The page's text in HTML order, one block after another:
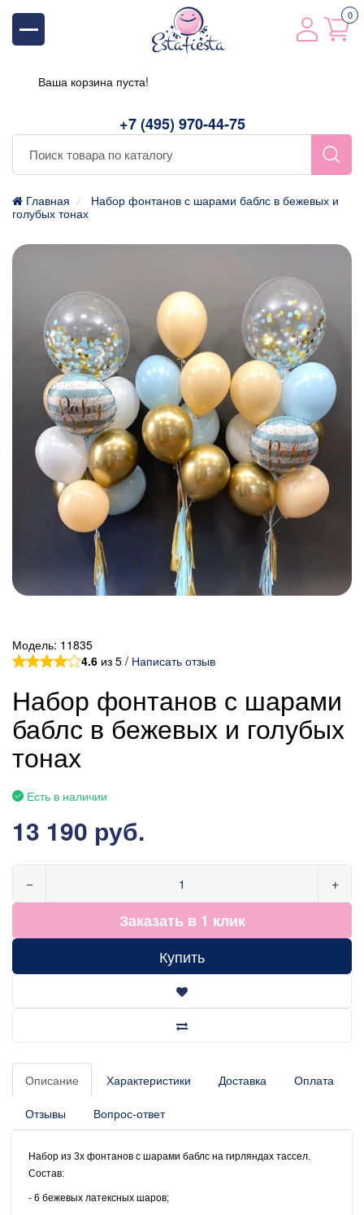
+7 (495) 970-44-75
0
Ваша корзина пуста!
Главная
Набор фонтанов с шарами баблс в бежевых и
голубых тонах
Модель: 11835
4.6 из 5 / Написать отзыв
Набор фонтанов с шарами
баблс в бежевых и голубых
тонах
Есть в наличии
13 190 руб.
− +
Заказать в 1 клик
Купить
Описание Характеристики Доставка Оплата
Отзывы Вопрос-ответ
Набор из 3х фонтанов с шарами баблс на гирляндах тассел.
Состав:
- 6 бежевых латексных шаров;